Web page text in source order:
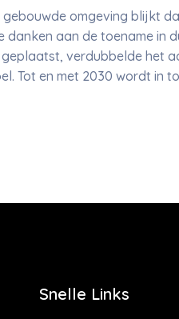
omgeving blijkt
aan de toename in
verdubbelde het
Tot en met 2030 wordt in
Snelle Links